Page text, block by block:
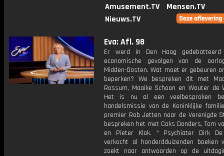
Amusement.TV
Mensen.TV
Nieuws.TV
Eva: Afl. 98
Er werd in Den Haag
economische gevolgen van de
Midden-Oosten. Wat moet er gebeuren
beperken? We bespreken dit met
Rossum, Maaike Schoon en Wouter de
Het is nu al een veelbesproken
handelsmissie van de Koninklijke
premier Rob Jetten naar de Verenigde
bespreken het met Coks Donders, Tom
en Pieter Klok. * Psychiater Dirk De
verkocht al honderdduizenden boeken
zoekt naar antwoorden op de